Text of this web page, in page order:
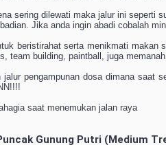
sering dilewati maka jalur ini seperti
Jika anda ingin abadi cobalah
beristirahat serta menikmati
team building, paintball, juga
pengampunan dosa dimana saat
saat menemukan jalan raya
Gunung Putri (Medium